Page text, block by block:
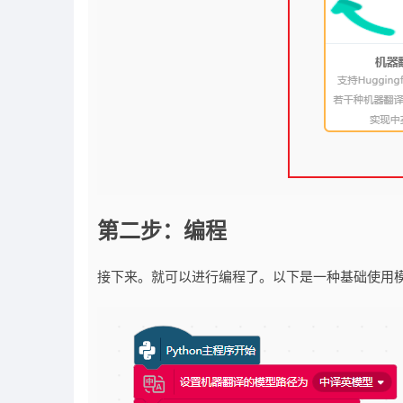
第二步：编程
接下来。就可以进行编程了。以下是一种基础使用